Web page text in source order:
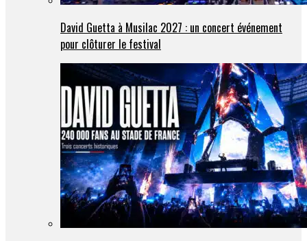
David Guetta à Musilac 2027 : un concert événement
pour clôturer le festival